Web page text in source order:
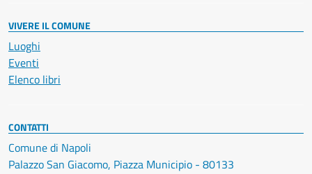
VIVERE IL COMUNE
Luoghi
Eventi
Elenco libri
CONTATTI
Comune di Napoli
Palazzo San Giacomo, Piazza Municipio - 80133